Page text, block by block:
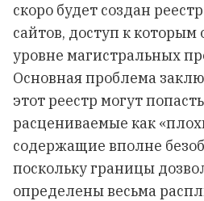
скоро будет создан
сайтов, доступ к которым
уровне магистральных
Основная проблема
этот реестр могут
расцениваемые как
содержащие вполне
поскольку границы
определены весьма